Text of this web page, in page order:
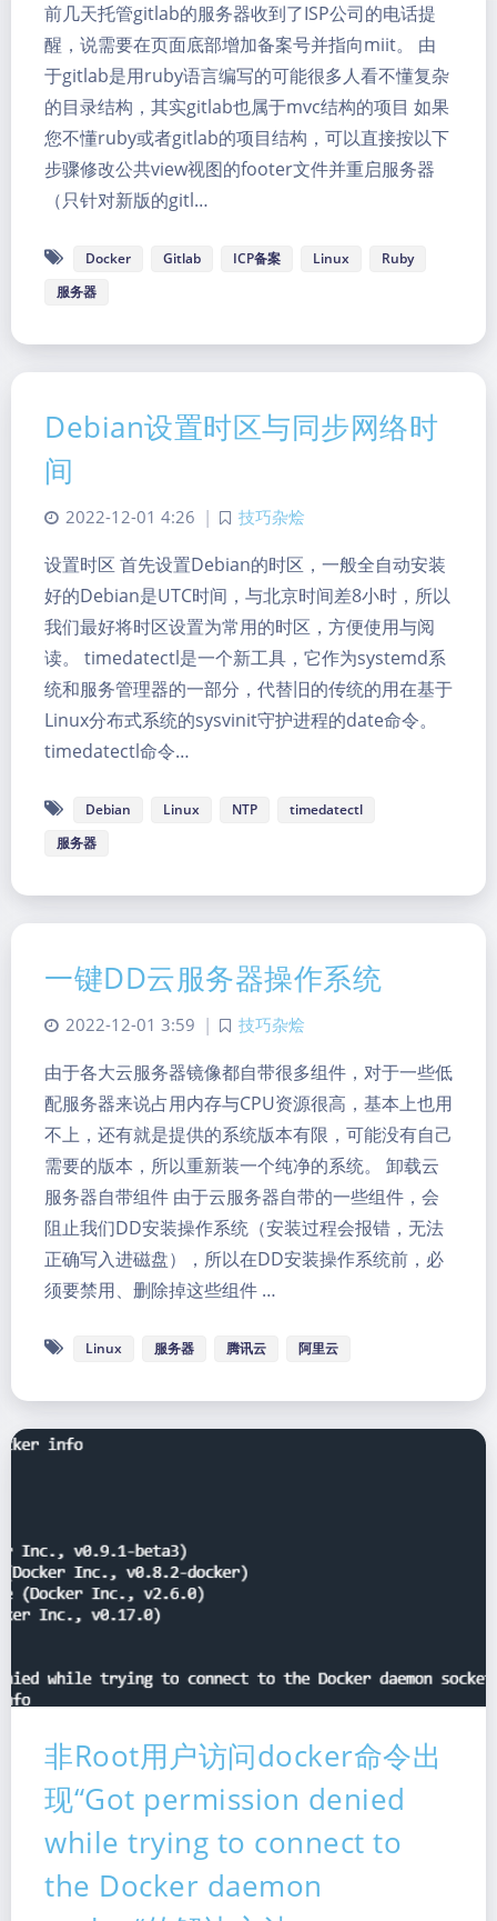
Sans Serif Serif
关闭 日落
前几天托管gitlab的服务器收到了ISP公司的电话提
醒，说需要在页面底部增加备案号并指向miit。 由
于gitlab是用ruby语言编写的可能很多人看不懂复杂
的目录结构，其实gitlab也属于mvc结构的项目 如果
您不懂ruby或者gitlab的项目结构，可以直接按以下
步骤修改公共view视图的footer文件并重启服务器
（只针对新版的gitl…
Docker Gitlab ICP备案 Linux
Ruby
服务器
Debian设置时区与同步网络时
间
2022-12-01 4:26 技巧杂烩
设置时区 首先设置Debian的时区，一般全自动安装
好的Debian是UTC时间，与北京时间差8小时，所以
我们最好将时区设置为常用的时区，方便使用与阅
读。 timedatectl是一个新工具，它作为systemd系
统和服务管理器的一部分，代替旧的传统的用在基于
Linux分布式系统的sysvinit守护进程的date命令。
timedatectl命令…
Debian Linux NTP
timedatectl
服务器
一键DD云服务器操作系统
2022-12-01 3:59 技巧杂烩
由于各大云服务器镜像都自带很多组件，对于一些低
配服务器来说占用内存与CPU资源很高，基本上也用
不上，还有就是提供的系统版本有限，可能没有自己
需要的版本，所以重新装一个纯净的系统。 卸载云
服务器自带组件 由于云服务器自带的一些组件，会
阻止我们DD安装操作系统（安装过程会报错，无法
正确写入进磁盘），所以在DD安装操作系统前，必
须要禁用、删除掉这些组件 …
Linux 服务器 腾讯云 阿里云
非Root用户访问docker命令出
现“Got permission denied
while trying to connect to
the Docker daemon